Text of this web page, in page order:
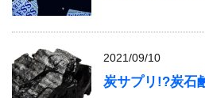
2021/09/10
炭サプリ!?炭石